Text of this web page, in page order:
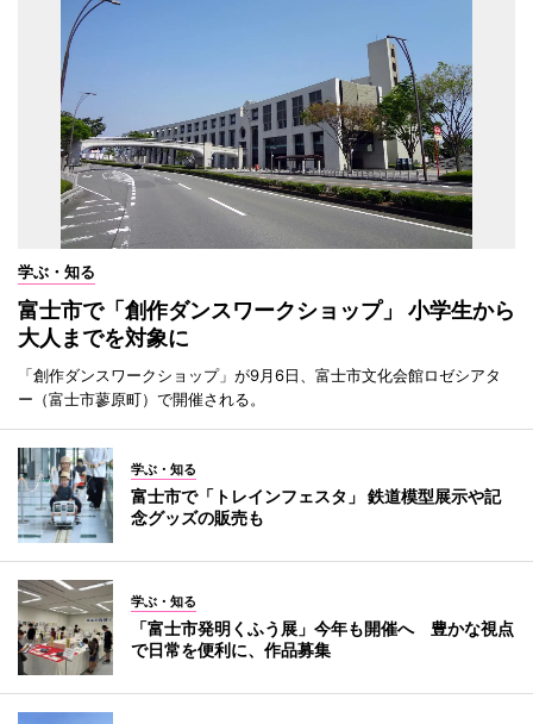
学ぶ・知る
富士市で「創作ダンスワークショップ」 小学生から
大人までを対象に
「創作ダンスワークショップ」が9月6日、富士市文化会館ロゼシアタ
ー（富士市蓼原町）で開催される。
学ぶ・知る
富士市で「トレインフェスタ」 鉄道模型展示や記
念グッズの販売も
学ぶ・知る
「富士市発明くふう展」今年も開催へ 豊かな視点
で日常を便利に、作品募集